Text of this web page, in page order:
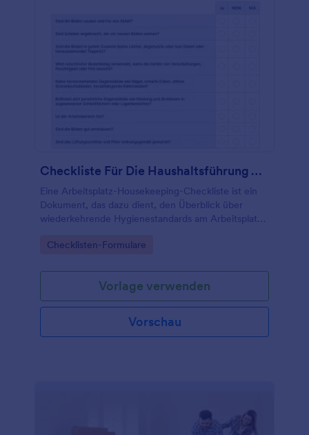
Checkliste Für Die Haushaltsführung Am Arbeitsplatz
Eine Arbeitsplatz-Housekeeping-Checkliste ist ein
Dokument, das dazu dient, den Überblick über
wiederkehrende Hygienestandards am Arbeitsplatz
Go to Category:
Checklisten-Formulare
Vorlage verwenden
Vorschau